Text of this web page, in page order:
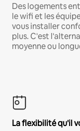
Des logements
le wifi et les
vous installer
plus. C'est
moyenne ou
La flexibilité qu'il